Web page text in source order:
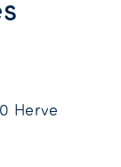
Herve